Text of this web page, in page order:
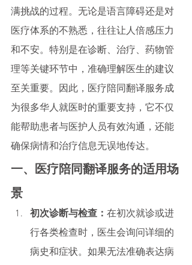
满挑战的过程。无论是语言障碍还是对
医疗体系的不熟悉，往往让人倍感压力
和不安。特别是在诊断、治疗、药物管
理等关键环节中，准确理解医生的建议
至关重要。因此，医疗陪同翻译服务成
为很多华人就医时的重要支持，它不仅
能帮助患者与医护人员有效沟通，还能
确保病情和治疗信息无误地传达。
一、医疗陪同翻译服务的适用场
景
初次诊断与检查： 在初次就诊或进
行各类检查时，医生会询问详细的
病史和症状。如果无法准确表达病